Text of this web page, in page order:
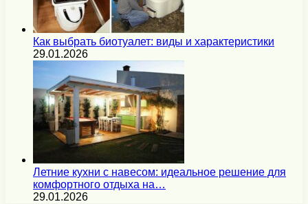
Как выбрать биотуалет: виды и характеристики
29.01.2026
Летние кухни с навесом: идеальное решение для
комфортного отдыха на…
29.01.2026